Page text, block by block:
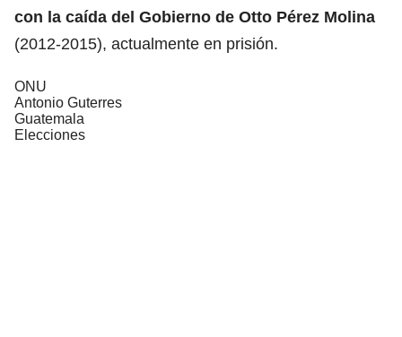
con la caída del Gobierno de Otto Pérez Molina
(2012-2015), actualmente en prisión.
ONU
Antonio Guterres
Guatemala
Elecciones